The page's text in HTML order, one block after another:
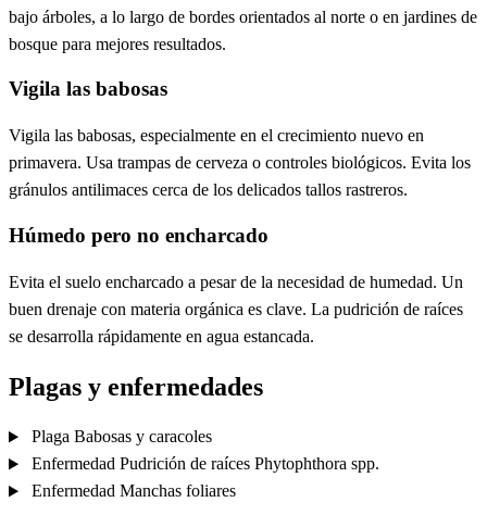
bajo árboles, a lo largo de bordes orientados al norte o en jardines de
bosque para mejores resultados.
Vigila las babosas
Vigila las babosas, especialmente en el crecimiento nuevo en
primavera. Usa trampas de cerveza o controles biológicos. Evita los
gránulos antilimaces cerca de los delicados tallos rastreros.
Húmedo pero no encharcado
Evita el suelo encharcado a pesar de la necesidad de humedad. Un
buen drenaje con materia orgánica es clave. La pudrición de raíces
se desarrolla rápidamente en agua estancada.
Plagas y enfermedades
Plaga Babosas y caracoles
Enfermedad Pudrición de raíces Phytophthora spp.
Enfermedad Manchas foliares